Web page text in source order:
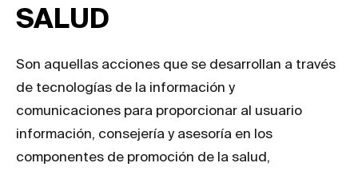
SALUD
Son aquellas acciones que se desarrollan a través
de tecnologías de la información y
comunicaciones para proporcionar al usuario
información, consejería y asesoría en los
componentes de promoción de la salud,